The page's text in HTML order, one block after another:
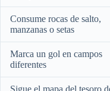
Consume rocas de salto,
manzanas o setas
Marca un gol en campos
diferentes
Sigue el mapa del tesoro